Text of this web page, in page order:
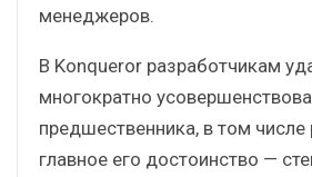
менеджеров.
В Konqueror разработчикам
многократно
предшественника, в том числе
главное его достоинство —